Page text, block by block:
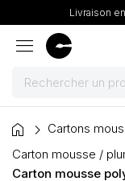
Livraison
menu
Peintures
Pinceaux &
home
Cartons
Carton mousse /
Carton mousse